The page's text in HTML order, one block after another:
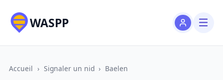
WASPP
Accueil › Signaler un nid › Baelen